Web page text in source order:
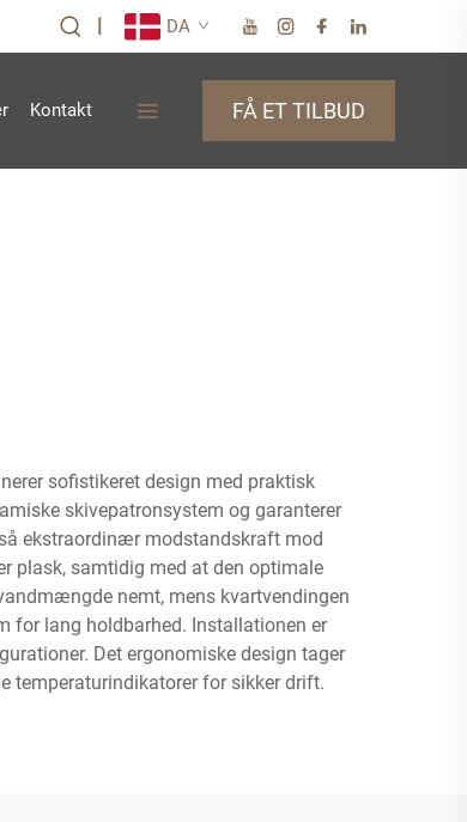
| DA
Kontakt FÅ ET TILBUD
sofistikeret design med praktisk
skivepatronsystem og garanterer
ekstraordinær modstandskraft mod
plask, samtidig med at den optimale
nemt, mens kvartvendingen
for lang holdbarhed. Installationen er
Det ergonomiske design tager
temperaturindikatorer for sikker drift.